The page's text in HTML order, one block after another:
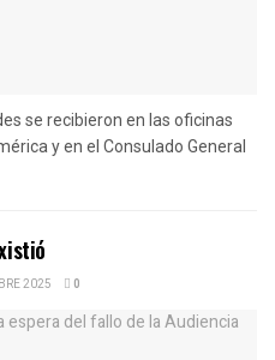
se recibieron en las oficinas
y en el Consulado General
2025 0